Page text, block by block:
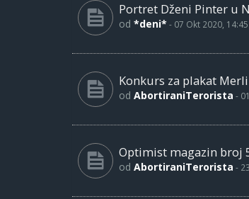
Portret Dženi Pinter u
od *deni* - 07 Okt 2020, 14:45
Konkurs za plakat
od AbortiraniTerorista -
Optimist magazin broj
od AbortiraniTerorista -